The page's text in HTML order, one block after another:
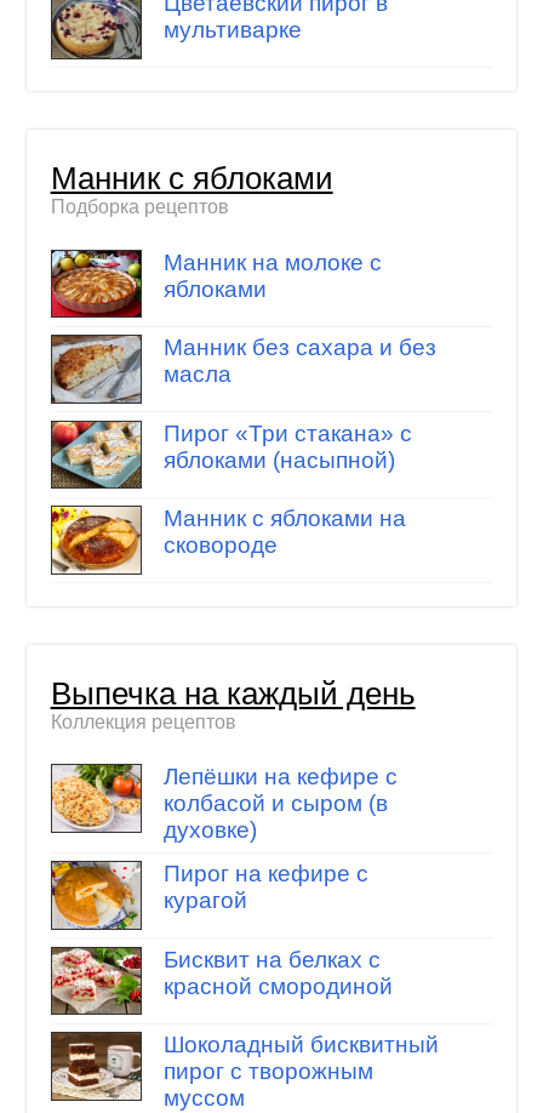
мультиварке
Манник с яблоками
Подборка рецептов
Манник на молоке с
яблоками
Манник без сахара и без
масла
Пирог «Три стакана» с
яблоками (насыпной)
Манник с яблоками на
сковороде
Выпечка на каждый день
Коллекция рецептов
Лепёшки на кефире с
колбасой и сыром (в
духовке)
Пирог на кефире с
курагой
Бисквит на белках с
красной смородиной
Шоколадный бисквитный
пирог с творожным
муссом